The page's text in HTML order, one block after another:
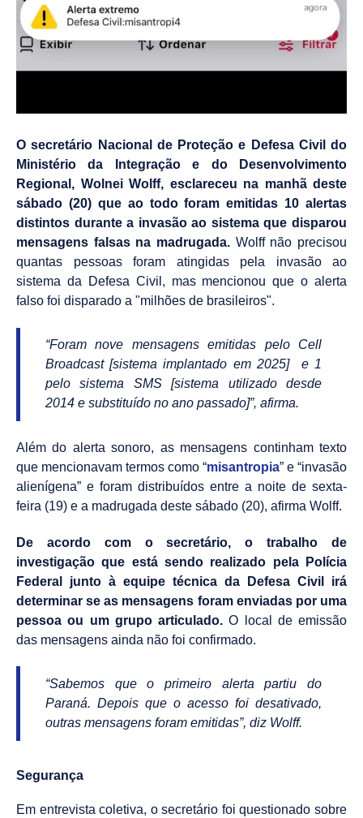
O secretário Nacional de Proteção e Defesa Civil do
Ministério da Integração e do Desenvolvimento
Regional, Wolnei Wolff, esclareceu na manhã deste
sábado (20) que ao todo foram emitidas 10 alertas
distintos durante a invasão ao sistema que disparou
mensagens falsas na madrugada. Wolff não precisou
quantas pessoas foram atingidas pela invasão ao
sistema da Defesa Civil, mas mencionou que o alerta
falso foi disparado a "milhões de brasileiros".
“Foram nove mensagens emitidas pelo Cell
Broadcast [sistema implantado em 2025] e 1
pelo sistema SMS [sistema utilizado desde
2014 e substituído no ano passado]”, afirma.
Além do alerta sonoro, as mensagens continham texto
que mencionavam termos como “misantropia” e “invasão
alienígena” e foram distribuídos entre a noite de sexta-
feira (19) e a madrugada deste sábado (20), afirma Wolff.
De acordo com o secretário, o trabalho de
investigação que está sendo realizado pela Polícia
Federal junto à equipe técnica da Defesa Civil irá
determinar se as mensagens foram enviadas por uma
pessoa ou um grupo articulado. O local de emissão
das mensagens ainda não foi confirmado.
“Sabemos que o primeiro alerta partiu do
Paraná. Depois que o acesso foi desativado,
outras mensagens foram emitidas”, diz Wolff.
Segurança
Em entrevista coletiva, o secretário foi questionado sobre